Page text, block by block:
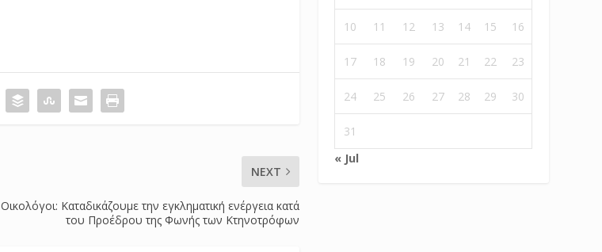
NEXT
Οικολόγοι: Καταδικάζουμε την εγκληματική ενέργεια κατά
του Προέδρου της Φωνής των Κτηνοτρόφων
10 11 12 13 14 15 16
17 18 19 20 21 22 23
24 25 26 27 28 29 30
31
« Jul